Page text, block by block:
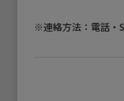
※連絡方法：電話・